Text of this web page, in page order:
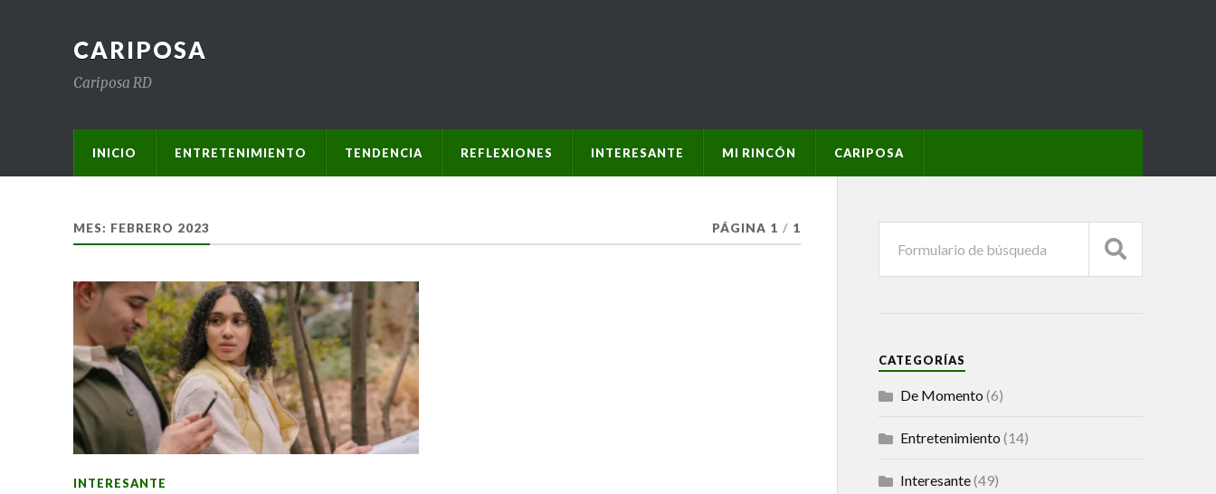
CARIPOSA
Cariposa RD
INICIO ENTRETENIMIENTO TENDENCIA REFLEXIONES INTERESANTE MI RINCÓN CARIPOSA
MES: FEBRERO 2023 PÁGINA 1 / 1
INTERESANTE
CATEGORÍAS
De Momento (6)
Entretenimiento (14)
Interesante(49)